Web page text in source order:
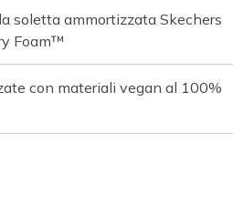
soletta ammortizzata Skechers
Foam™
con materiali vegan al 100%